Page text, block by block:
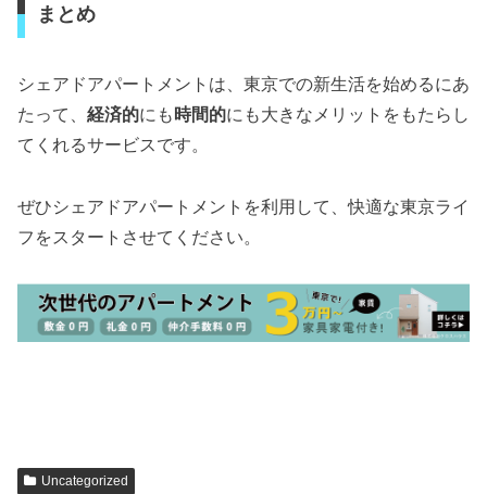
まとめ
シェアドアパートメントは、東京での新生活を始めるにあ
たって、 経済的にも 時間的にも大きなメリットをもたらし
てくれるサービスです。
ぜひシェアドアパートメントを利用して、快適な東京ライ
フをスタートさせてください。
Uncategorized